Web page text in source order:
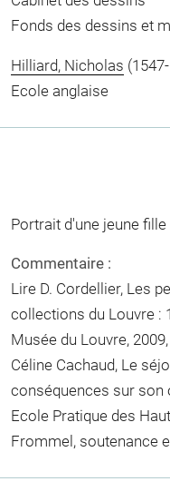
Fonds des dessins et
Hilliard, Nicholas
Ecole anglaise
Portrait d'une jeune
Commentaire :
Lire D. Cordellier, Les
collections du Louvre :
Musée du Louvre, 2009,
Céline Cachaud, Le
conséquences sur son
Ecole Pratique des
Frommel, soutenance